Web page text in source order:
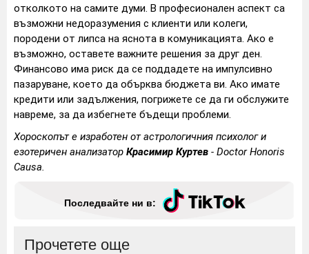
отколкото на самите думи. В професионален аспект са
възможни недоразумения с клиенти или колеги,
породени от липса на яснота в комуникацията. Ако е
възможно, оставете важните решения за друг ден.
Финансово има риск да се поддадете на импулсивно
пазаруване, което да обърква бюджета ви. Ако имате
кредити или задължения, погрижете се да ги обслужите
навреме, за да избегнете бъдещи проблеми.
Хороскопът е изработен от астрологичния психолог и
езотеричен анализатор Красимир Куртев - Doctor Honoris
Causa.
Последвайте ни в:
Прочетете още